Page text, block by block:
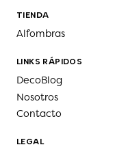
TIENDA
Alfombras
LINKS RÁPIDOS
DecoBlog
Nosotros
Contacto
LEGAL